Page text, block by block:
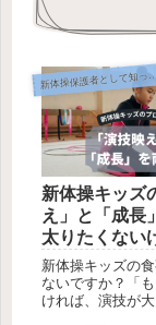
新体操保護者として知っておきたいこと
新体操キッズ
え」と「成長
太りたくない
欲しい時の植
アプロテイン
新体操キッズの食
ないですか？「
ければ、演技が大